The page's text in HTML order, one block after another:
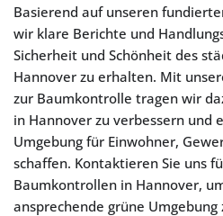
Basierend auf unseren
wir klare Berichte und
Sicherheit und Schönheit des
Hannover zu erhalten. Mit
zur Baumkontrolle tragen wir
in Hannover zu verbessern und
Umgebung für Einwohner,
schaffen. Kontaktieren Sie uns
Baumkontrollen in Hannover,
ansprechende grüne